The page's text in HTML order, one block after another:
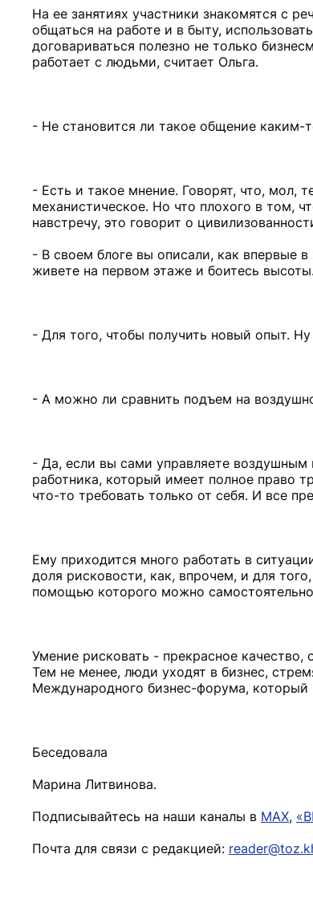
На ее занятиях участники знакомятся с
общаться на работе и в быту,
договариваться полезно не только
работает с людьми, считает Ольга.
- Не становится ли такое общение каким-
- Есть и такое мнение. Говорят, что, мол,
механистическое. Но что плохого в том,
навстречу, это говорит о
- В своем блоге вы описали, как впервые
живете на первом этаже и боитесь
- Для того, чтобы получить новый опыт.
- А можно ли сравнить подъем на
- Да, если вы сами управляете воздушным
работника, который имеет полное право
что-то требовать только от себя. И все
Ему приходится много работать в
доля рисковости, как, впрочем, и для
помощью которого можно
Умение рисковать - прекрасное
Тем не менее, люди уходят в бизнес,
Международного бизнес-форума, который
Беседовала
Марина Литвинова.
Подписывайтесь на наши каналы в MAX,
Почта для связи с редакцией: